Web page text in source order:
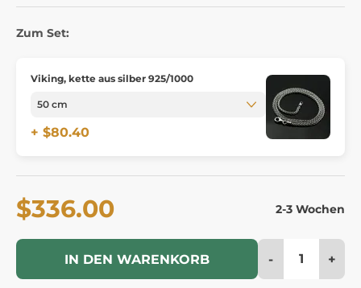
Zum Set:
Viking, kette aus silber 925/1000
+ $80.40
$336.00 2-3 Wochen
IN DEN WARENKORB - +